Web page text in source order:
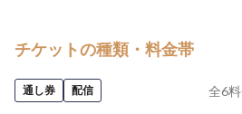
チケットの種類・料金帯
通し券 配信 全6